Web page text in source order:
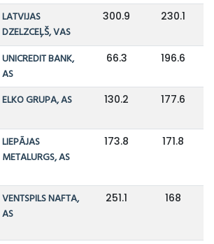
LATVIJAS
DZELZCEĻŠ, VAS
300.9 230.1
UNICREDIT BANK,
AS
66.3 196.6
ELKO GRUPA, AS 130.2 177.6
LIEPĀJAS
METALURGS, AS
173.8 171.8
VENTSPILS NAFTA,
AS
251.1 168